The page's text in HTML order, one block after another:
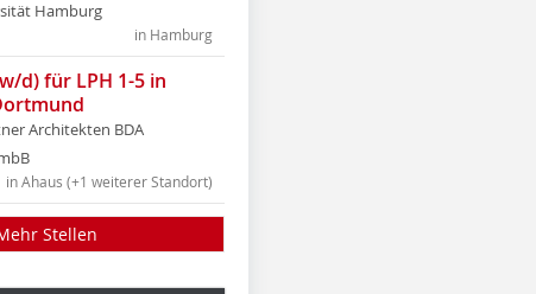
Hamburg
in Hamburg
d) für LPH 1-5 in
Architekten BDA
in Ahaus (+1 weiterer Standort)
Stellen